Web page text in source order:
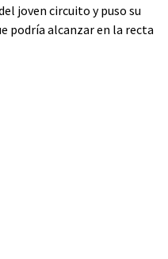
joven circuito y puso su
podría alcanzar en la recta